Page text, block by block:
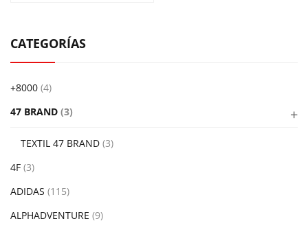
CATEGORÍAS
+8000 (4)
47 BRAND (3)
TEXTIL 47 BRAND (3)
4F (3)
ADIDAS (115)
ALPHADVENTURE (9)